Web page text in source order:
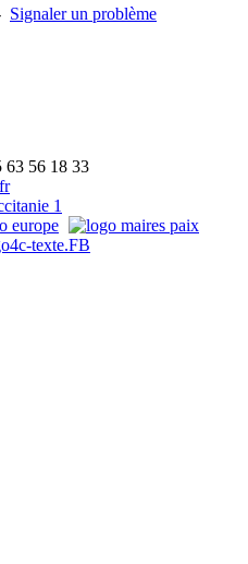
Signaler un problème
63 56 18 33